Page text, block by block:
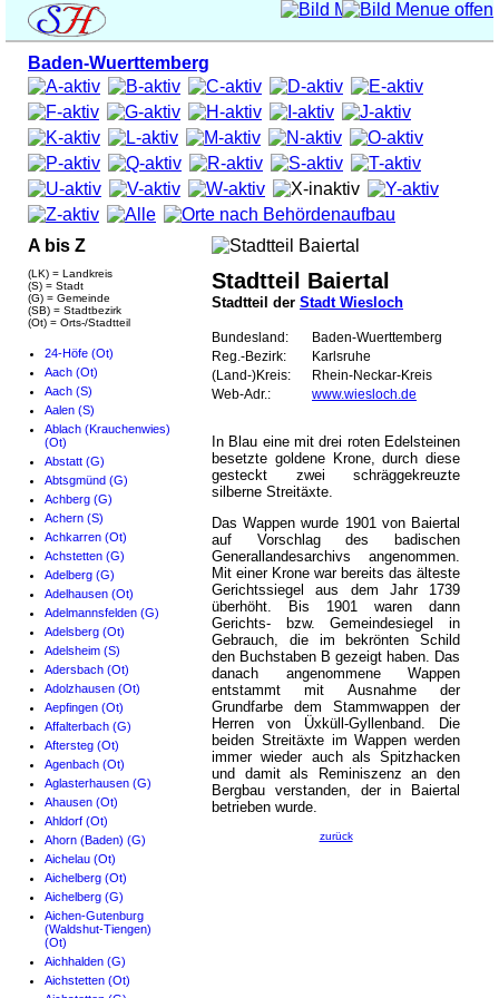
Baden-Wuerttemberg
A bis Z
(LK) = Landkreis
(S) = Stadt
(G) = Gemeinde
(SB) = Stadtbezirk
(Ot) = Orts-/Stadtteil
24-Höfe (Ot)
Aach (Ot)
Aach (S)
Aalen (S)
Ablach (Krauchenwies)
(Ot)
Abstatt (G)
Abtsgmünd (G)
Achberg (G)
Achern (S)
Achkarren (Ot)
Achstetten (G)
Adelberg (G)
Adelhausen (Ot)
Adelmannsfelden (G)
Adelsberg (Ot)
Adelsheim (S)
Adersbach (Ot)
Adolzhausen (Ot)
Aepfingen (Ot)
Affalterbach (G)
Aftersteg (Ot)
Agenbach (Ot)
Aglasterhausen (G)
Ahausen (Ot)
Ahldorf (Ot)
Ahorn (Baden) (G)
Aichelau (Ot)
Aichelberg (Ot)
Aichelberg (G)
Aichen-Gutenburg
(Waldshut-Tiengen)
(Ot)
Aichhalden (G)
Aichstetten (Ot)
Stadtteil Baiertal
Stadtteil der Stadt Wiesloch
Bundesland:
Baden-Wuerttemberg
Reg.-Bezirk:
Karlsruhe
(Land-)Kreis:
Rhein-Neckar-Kreis
Web-Adr.:
www.wiesloch.de
In Blau eine mit drei roten Edelsteinen
besetzte goldene Krone, durch diese
gesteckt zwei schräggekreuzte
silberne Streitäxte.
Das Wappen wurde 1901 von Baiertal
auf Vorschlag des badischen
Generallandesarchivs angenommen.
Mit einer Krone war bereits das älteste
Gerichtssiegel aus dem Jahr 1739
überhöht. Bis 1901 waren dann
Gerichts- bzw. Gemeindesiegel in
Gebrauch, die im bekrönten Schild
den Buchstaben B gezeigt haben. Das
danach angenommene Wappen
entstammt mit Ausnahme der
Grundfarbe dem Stammwappen der
Herren von Üxküll-Gyllenband. Die
beiden Streitäxte im Wappen werden
immer wieder auch als Spitzhacken
und damit als Reminiszenz an den
Bergbau verstanden, der in Baiertal
betrieben wurde.
zurück